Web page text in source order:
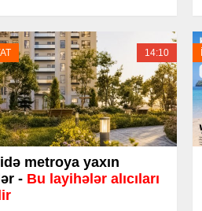
14:10
metroya yaxın
- Bu layihələr alıcıları